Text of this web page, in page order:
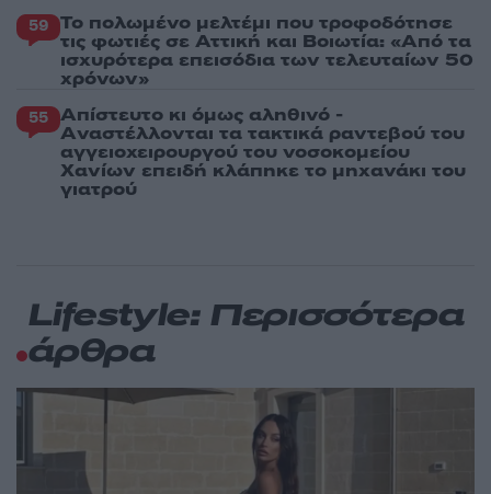
59 Το πολωμένο μελτέμι που τροφοδότησε
τις φωτιές σε Αττική και Βοιωτία: «Από τα
ισχυρότερα επεισόδια των τελευταίων 50
χρόνων»
55 Απίστευτο κι όμως αληθινό -
Aναστέλλονται τα τακτικά ραντεβού του
αγγειοχειρουργού του νοσοκομείου
Χανίων επειδή κλάπηκε το μηχανάκι του
γιατρού
Lifestyle: Περισσότερα
άρθρα